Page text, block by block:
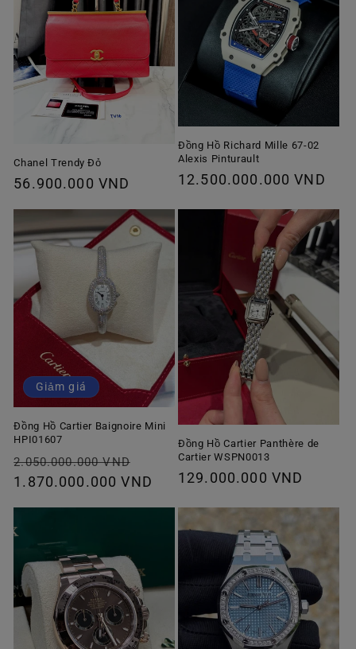
Chanel Trendy Đỏ
Giá
thường
56.900.000 VND
Đồng Hồ Richard Mille 67-02
Alexis Pinturault
Giá
12.500.000.000 VND
Giảm giá
Đồng Hồ Cartier Baignoire Mini
HPI01607
Giá
thông
2.050.000.000 VND
ưu
1.870.000.000 VND
Đồng Hồ Cartier Panthère de
Cartier WSPN0013
Giá
thường
129.000.000 VND